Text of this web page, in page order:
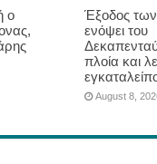
ο
Έξοδος
ενόψει του
πλοία και
August 8,